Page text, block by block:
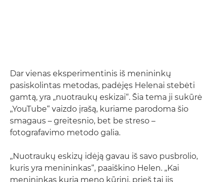
Dar vienas eksperimentinis iš menininkų
pasiskolintas metodas, padėjęs Helenai stebėti
gamtą, yra „nuotraukų eskizai“. Šia tema ji sukūrė
„YouTube“ vaizdo įrašą, kuriame parodoma šio
smagaus – greitesnio, bet be streso –
fotografavimo metodo galia.
„Nuotraukų eskizų idėją gavau iš savo pusbrolio,
kuris yra menininkas“, paaiškino Helen. „Kai
menininkas kuria meno kūrinį, prieš tai jis